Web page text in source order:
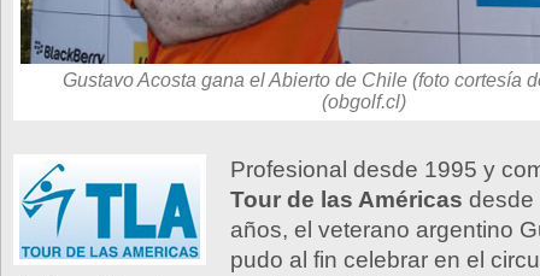
Gustavo Acosta gana el Abierto de Chile (foto cortesía
(obgolf.cl)
Profesional desde 1995 y
Tour de las Américas desde
años, el veterano argentino
pudo al fin celebrar en el